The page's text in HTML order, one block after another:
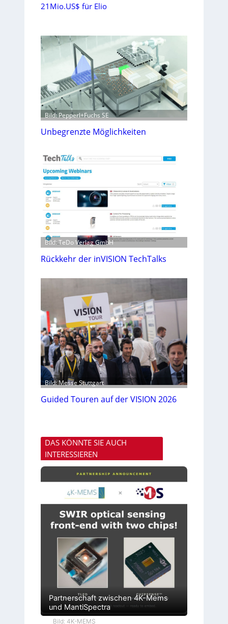
21Mio.US$ für Elio
Bild: Pepperl+Fuchs SE
Unbegrenzte Möglichkeiten
Bild: TeDo Verlag GmbH
Rückkehr der inVISION TechTalks
Bild: Messe Stuttgart
Guided Touren auf der VISION 2026
DAS KÖNNTE SIE AUCH
INTERESSIEREN
Partnerschaft zwischen 4K-Mems
und MantiSpectra
Bild: 4K-MEMS